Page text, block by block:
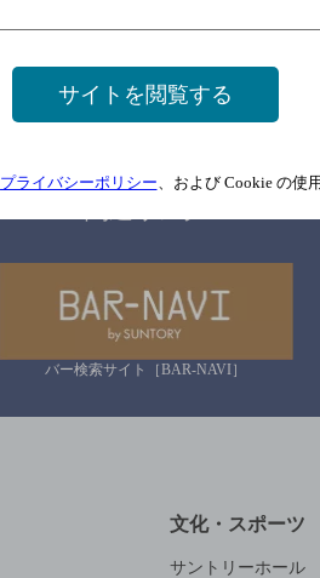
念の
バー検索サイト［BAR-NAVI］
文化・スポーツ
サントリーホール
サイトを閲覧する
プライバシーポリシー、および Cookie の使